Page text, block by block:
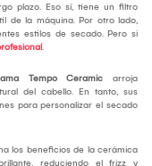
plazo. Eso sí, tiene un filtro
de la máquina. Por otro lado,
estilos de secado. Pero si
.
Tempo Ceramic arroja
del cabello. En tanto, sus
para personalizar el secado
los beneficios de la cerámica
reduciendo el frizz y